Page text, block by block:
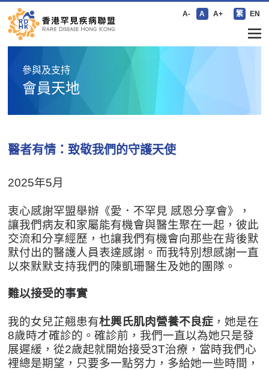
A- A A+ 繁 EN
參與及支持
會員天地
醫者有情：致敬我們的守護天使
2025年5月
衷心感謝罕盟舉辦《愛．不罕見 感恩分享會》，
讓我們病友和家屬能有機會與醫生聚在一起，彼此
交流和分享經歷，也讓我們有機會向那些在背後默
默付出的醫護人員表達感謝。而我特別想感謝一直
以來默默支持我們的陳凱珊醫生及她的團隊。
難以接受的事實
我的女兒芷翹患有杜興氏肌肉營養不良症 ，她是在
8歲時才確診的。確診前，我們一直以為她只是發
展遲緩，從2歲起就開始接受3T治療，當時我們心
裡總是期望，只要多一點努力，多給她一些時間，